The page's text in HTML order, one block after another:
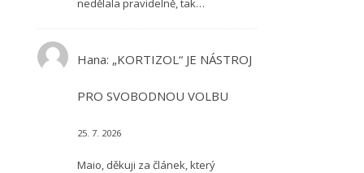
nedělala pravidelně, tak…
Hana: „KORTIZOL“ JE NÁSTROJ
PRO SVOBODNOU VOLBU
25. 7. 2026
Maio, děkuji za článek, který